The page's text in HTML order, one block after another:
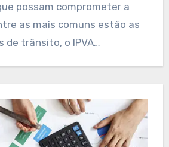
possam comprometer a
as mais comuns estão as
de trânsito, o IPVA…